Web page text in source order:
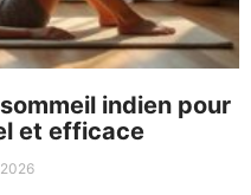
indien pour
et efficace